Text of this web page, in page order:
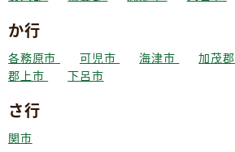
か行
各務原市 可児市 海津市 加茂郡
郡上市
下呂市
さ行
関市